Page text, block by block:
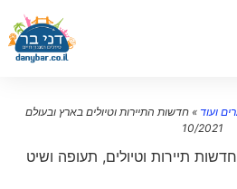
»חדשות התיירות וטיולים בארץ ובעולם
10/2021
תיירות וטיולים,תעופה ושיט